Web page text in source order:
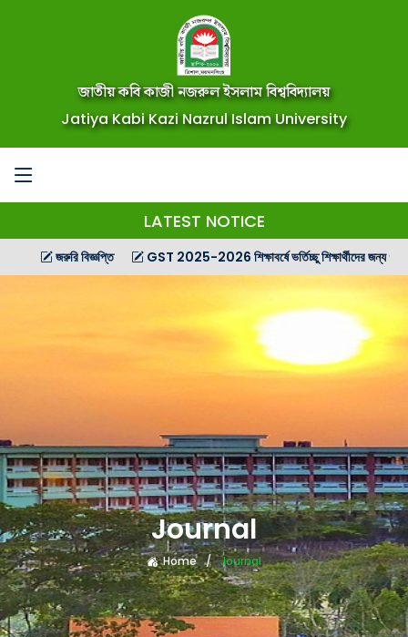
জাতীয় কবি কাজী নজরুল ইসলাম বিশ্ববিদ্যালয়
Jatiya Kabi Kazi Nazrul Islam University
LATEST NOTICE
জরুরি বিজ্ঞপ্তি GST 2025-2026 শিক্ষাবর্ষে ভর্তিচ্ছু শিক্ষার্থীদের জন্য গণ
Journal
Home Journal